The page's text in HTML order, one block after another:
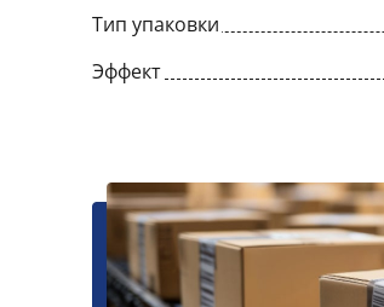
Тип упаковки
Эффект